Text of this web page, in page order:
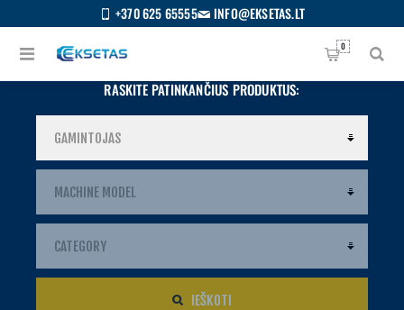
+370 625 65555 INFO@EKSETAS.LT
0
RASKITE PATINKANČIUS PRODUKTUS:
IEŠKOTI